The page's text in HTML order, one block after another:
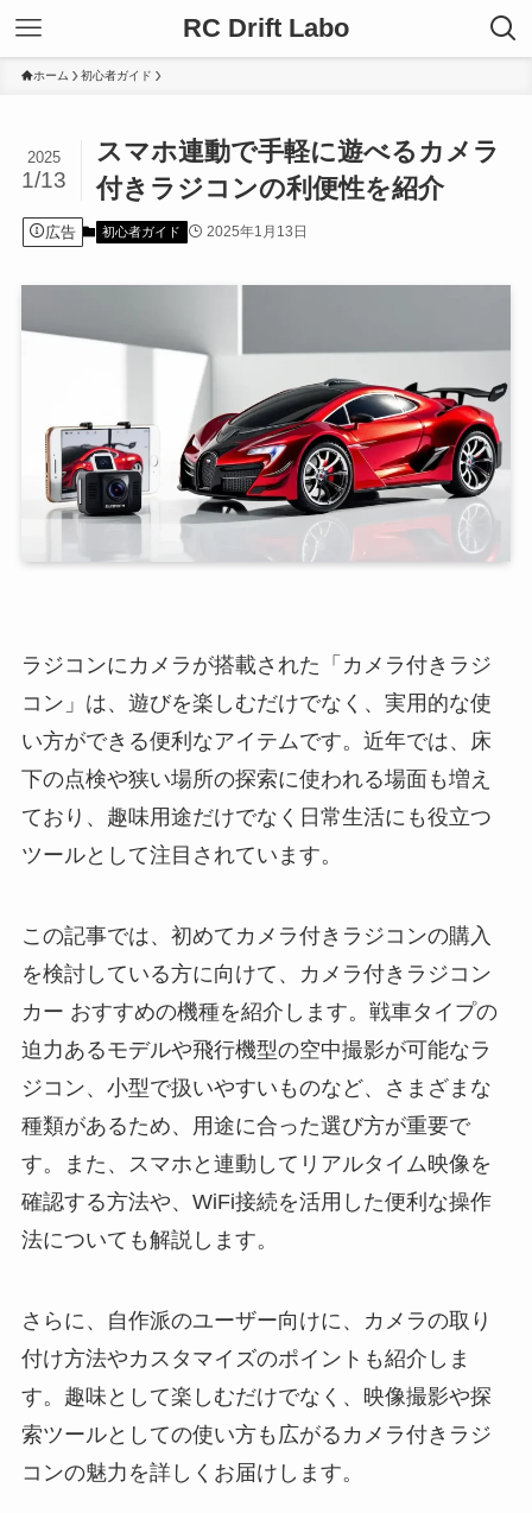
RC Drift Labo
ホーム 初心者ガイド
スマホ連動で手軽に遊べるカメラ
付きラジコンの利便性を紹介
2025
1/13
広告 初心者ガイド 2025年1月13日
ラジコンにカメラが搭載された「カメラ付きラジ
コン」は、遊びを楽しむだけでなく、実用的な使
い方ができる便利なアイテムです。近年では、床
下の点検や狭い場所の探索に使われる場面も増え
ており、趣味用途だけでなく日常生活にも役立つ
ツールとして注目されています。
この記事では、初めてカメラ付きラジコンの購入
を検討している方に向けて、カメラ付きラジコン
カー おすすめの機種を紹介します。戦車タイプの
迫力あるモデルや飛行機型の空中撮影が可能なラ
ジコン、小型で扱いやすいものなど、さまざまな
種類があるため、用途に合った選び方が重要で
す。また、スマホと連動してリアルタイム映像を
確認する方法や、WiFi接続を活用した便利な操作
法についても解説します。
さらに、自作派のユーザー向けに、カメラの取り
付け方法やカスタマイズのポイントも紹介しま
す。趣味として楽しむだけでなく、映像撮影や探
索ツールとしての使い方も広がるカメラ付きラジ
コンの魅力を詳しくお届けします。